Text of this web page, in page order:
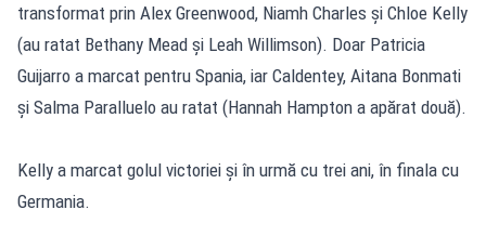
transformat prin Alex Greenwood, Niamh Charles și Chloe Kelly
(au ratat Bethany Mead și Leah Willimson). Doar Patricia
Guijarro a marcat pentru Spania, iar Caldentey, Aitana Bonmati
și Salma Paralluelo au ratat (Hannah Hampton a apărat două).
Kelly a marcat golul victoriei și în urmă cu trei ani, în finala cu
Germania.